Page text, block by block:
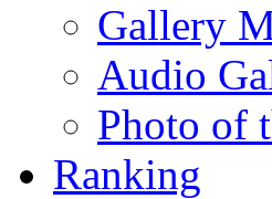
Gallery
Audio
Photo of
Ranking